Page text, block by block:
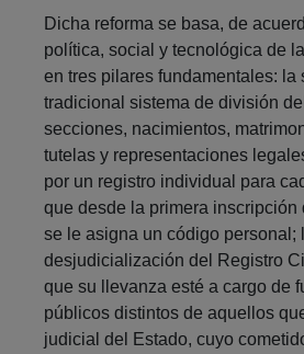
Dicha reforma se basa, de
política, social y tecnológica de
en tres pilares fundamentales: la
tradicional sistema de división
secciones, nacimientos,
tutelas y representaciones
por un registro individual para
que desde la primera inscripción
se le asigna un código personal;
desjudicialización del Registro
que su llevanza esté a cargo de
públicos distintos de aquellos
judicial del Estado, cuyo